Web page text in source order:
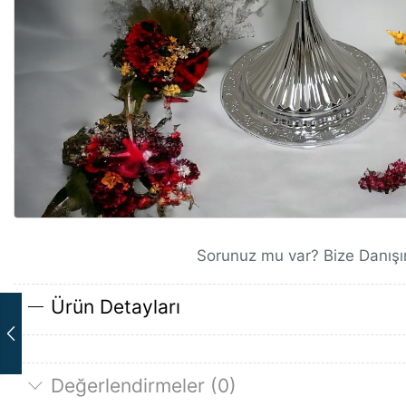
Sorunuz mu var? Bize
Ürün Detayları
Değerlendirmeler (0)